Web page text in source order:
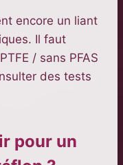
encore un liant
Il faut
/ sans PFAS
des tests
pour un